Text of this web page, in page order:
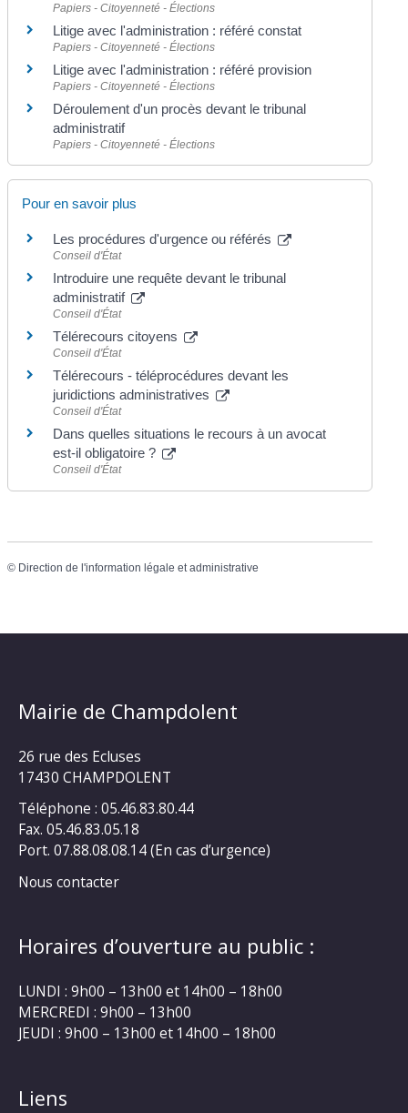
Papiers - Citoyenneté - Élections
Litige avec l'administration : référé constat
Papiers - Citoyenneté - Élections
Litige avec l'administration : référé provision
Papiers - Citoyenneté - Élections
Déroulement d'un procès devant le tribunal
administratif
Papiers - Citoyenneté - Élections
Pour en savoir plus
Les procédures d'urgence ou référés
Conseil d'État
Introduire une requête devant le tribunal
administratif
Conseil d'État
Télérecours citoyens
Conseil d'État
Télérecours - téléprocédures devant les
juridictions administratives
Conseil d'État
Dans quelles situations le recours à un avocat
est-il obligatoire ?
Conseil d'État
© Direction de l'information légale et administrative
Mairie de Champdolent
26 rue des Ecluses
17430 CHAMPDOLENT
Téléphone : 05.46.83.80.44
Fax. 05.46.83.05.18
Port. 07.88.08.08.14 (En cas d’urgence)
Nous contacter
Horaires d’ouverture au public :
LUNDI : 9h00 – 13h00 et 14h00 – 18h00
MERCREDI : 9h00 – 13h00
JEUDI : 9h00 – 13h00 et 14h00 – 18h00
Liens